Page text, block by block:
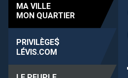
MA VILLE
MON QUARTIER
PRIVILÈGE$
LÉVIS.COM